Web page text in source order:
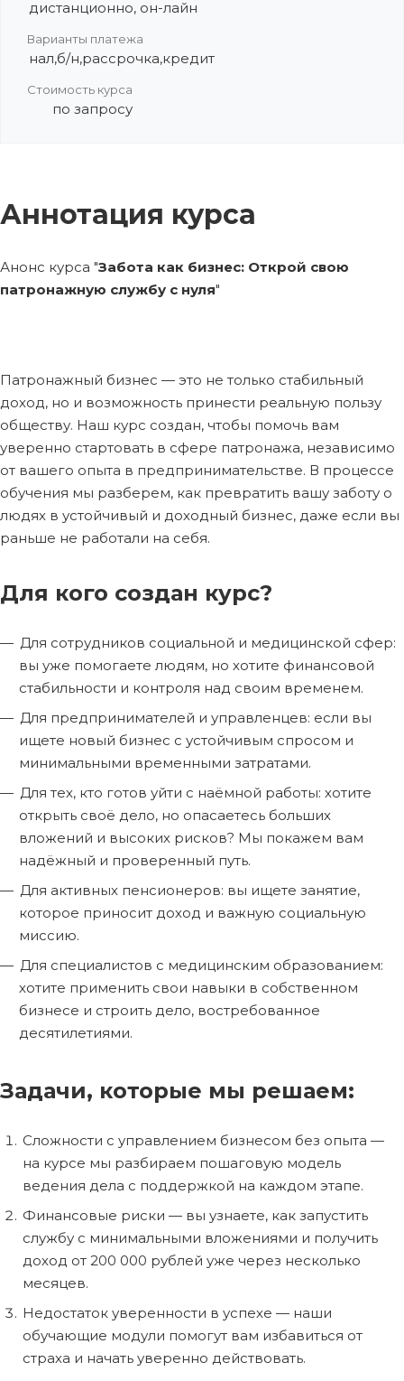
дистанционно, он-лайн
Варианты платежа
нал,б/н,рассрочка,кредит
Стоимость курса
по запросу
Аннотация курса
Анонс курса "Забота как бизнес: Открой свою
патронажную службу c нуля"
Патронажный бизнес — это не только стабильный
доход, но и возможность принести реальную пользу
обществу. Наш курс создан, чтобы помочь вам
уверенно стартовать в сфере патронажа, независимо
от вашего опыта в предпринимательстве. В процессе
обучения мы разберем, как превратить вашу заботу о
людях в устойчивый и доходный бизнес, даже если вы
раньше не работали на себя.
Для кого создан курс?
Для сотрудников социальной и медицинской сфер:
вы уже помогаете людям, но хотите финансовой
стабильности и контроля над своим временем.
Для предпринимателей и управленцев: если вы
ищете новый бизнес с устойчивым спросом и
минимальными временными затратами.
Для тех, кто готов уйти с наёмной работы: хотите
открыть своё дело, но опасаетесь больших
вложений и высоких рисков? Мы покажем вам
надёжный и проверенный путь.
Для активных пенсионеров: вы ищете занятие,
которое приносит доход и важную социальную
миссию.
Для специалистов с медицинским образованием:
хотите применить свои навыки в собственном
бизнесе и строить дело, востребованное
десятилетиями.
Задачи, которые мы решаем:
Сложности с управлением бизнесом без опыта —
на курсе мы разбираем пошаговую модель
ведения дела с поддержкой на каждом этапе.
Финансовые риски — вы узнаете, как запустить
службу с минимальными вложениями и получить
доход от 200 000 рублей уже через несколько
месяцев.
Недостаток уверенности в успехе — наши
обучающие модули помогут вам избавиться от
страха и начать уверенно действовать.